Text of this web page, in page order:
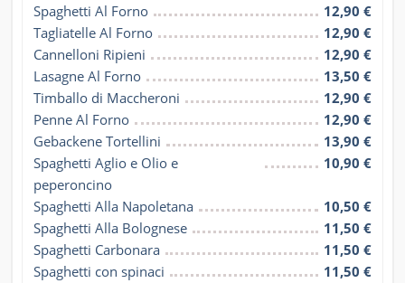
Spaghetti Al Forno
12,90 €
Tagliatelle Al Forno
12,90 €
Cannelloni Ripieni
12,90 €
Lasagne Al Forno
13,50 €
Timballo di Maccheroni
12,90 €
Penne Al Forno
12,90 €
Gebackene Tortellini
13,90 €
Spaghetti Aglio e Olio e
peperoncino
10,90 €
Spaghetti Alla Napoletana
10,50 €
Spaghetti Alla Bolognese
11,50 €
Spaghetti Carbonara
11,50 €
Spaghetti con spinaci
11,50 €